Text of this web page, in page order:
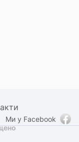
Ми у Facebook